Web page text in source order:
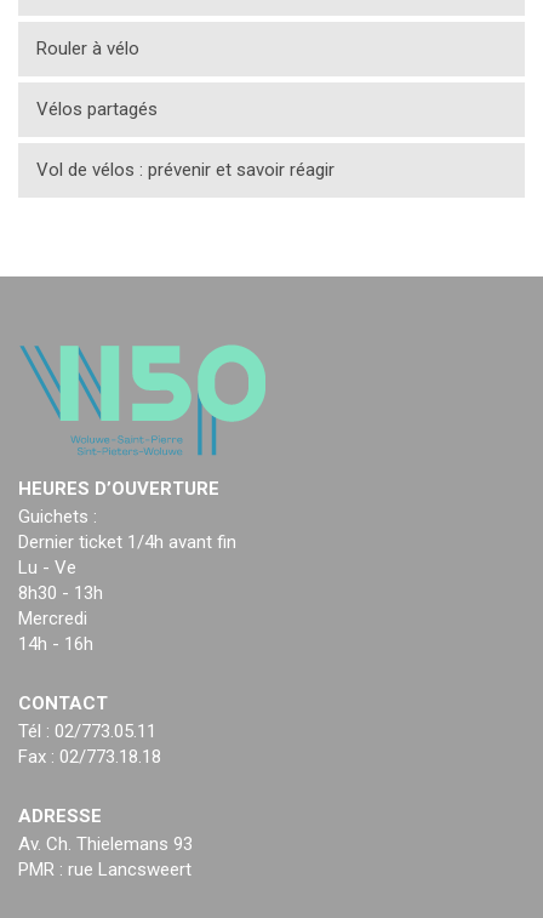
Rouler à vélo
Vélos partagés
Vol de vélos : prévenir et savoir réagir
HEURES D’OUVERTURE
Guichets :
Dernier ticket 1/4h avant fin
Lu - Ve
8h30 - 13h
Mercredi
14h - 16h
CONTACT
Tél : 02/773.05.11
Fax : 02/773.18.18
ADRESSE
Av. Ch. Thielemans 93
PMR : rue Lancsweert